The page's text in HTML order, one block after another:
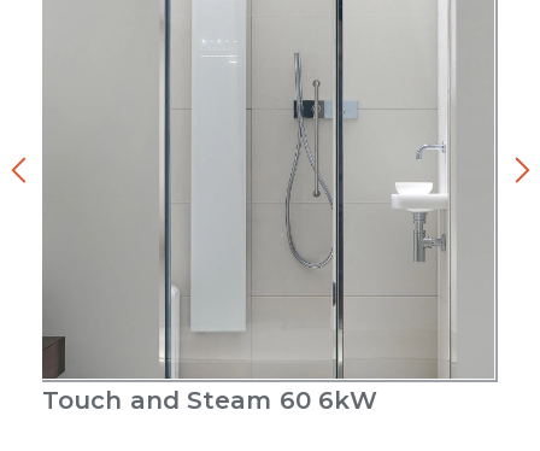
Touch and Steam 60 6kW